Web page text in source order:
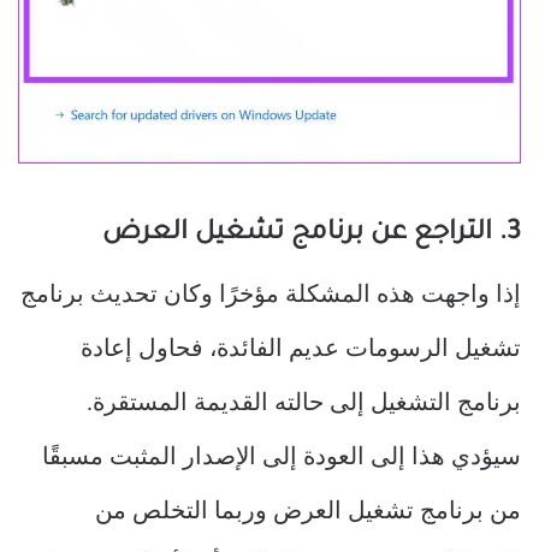
3. التراجع عن برنامج تشغيل العرض
إذا واجهت هذه المشكلة مؤخرًا وكان تحديث برنامج
تشغيل الرسومات عديم الفائدة، فحاول إعادة
برنامج التشغيل إلى حالته القديمة المستقرة.
سيؤدي هذا إلى العودة إلى الإصدار المثبت مسبقًا
من برنامج تشغيل العرض وربما التخلص من